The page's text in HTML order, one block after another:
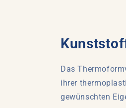
Das
ihrer
gewünschten